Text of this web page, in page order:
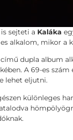
sejteti a Kaláka
alkalom, mikor a
című dupla album
A 69-es
lehet eljutni.
különleges